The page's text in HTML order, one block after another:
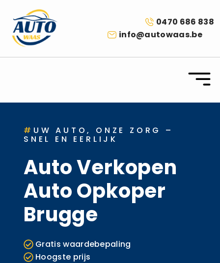
0470 686 838
info@autowaas.be
# UW AUTO, ONZE ZORG –
SNEL EN EERLIJK
Auto Verkopen
Auto Opkoper
Brugge
Gratis waardebepaling
Hoogste prijs